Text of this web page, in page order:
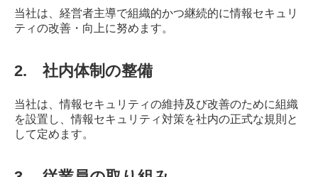
当社は、経営者主導で組織的かつ継続的に情報セキュリ
ティの改善・向上に努めます。
2. 社内体制の整備
当社は、情報セキュリティの維持及び改善のために組織
を設置し、情報セキュリティ対策を社内の正式な規則と
して定めます。